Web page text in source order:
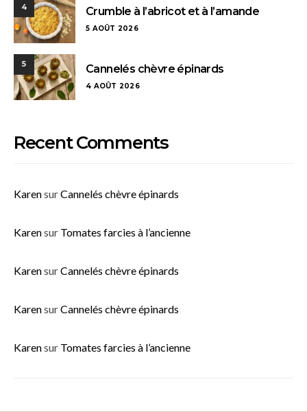
4 Crumble à l’abricot et à l’amande
5 AOÛT 2026
5 Cannelés chèvre épinards
4 AOÛT 2026
Recent Comments
KarensurCannelés chèvre épinards
Karensur Tomates farcies à l’ancienne
KarensurCannelés chèvre épinards
KarensurCannelés chèvre épinards
Karensur Tomates farcies à l’ancienne